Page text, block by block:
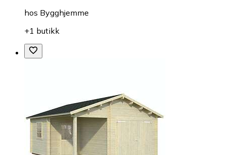
hos Bygghjemme
+1 butikk